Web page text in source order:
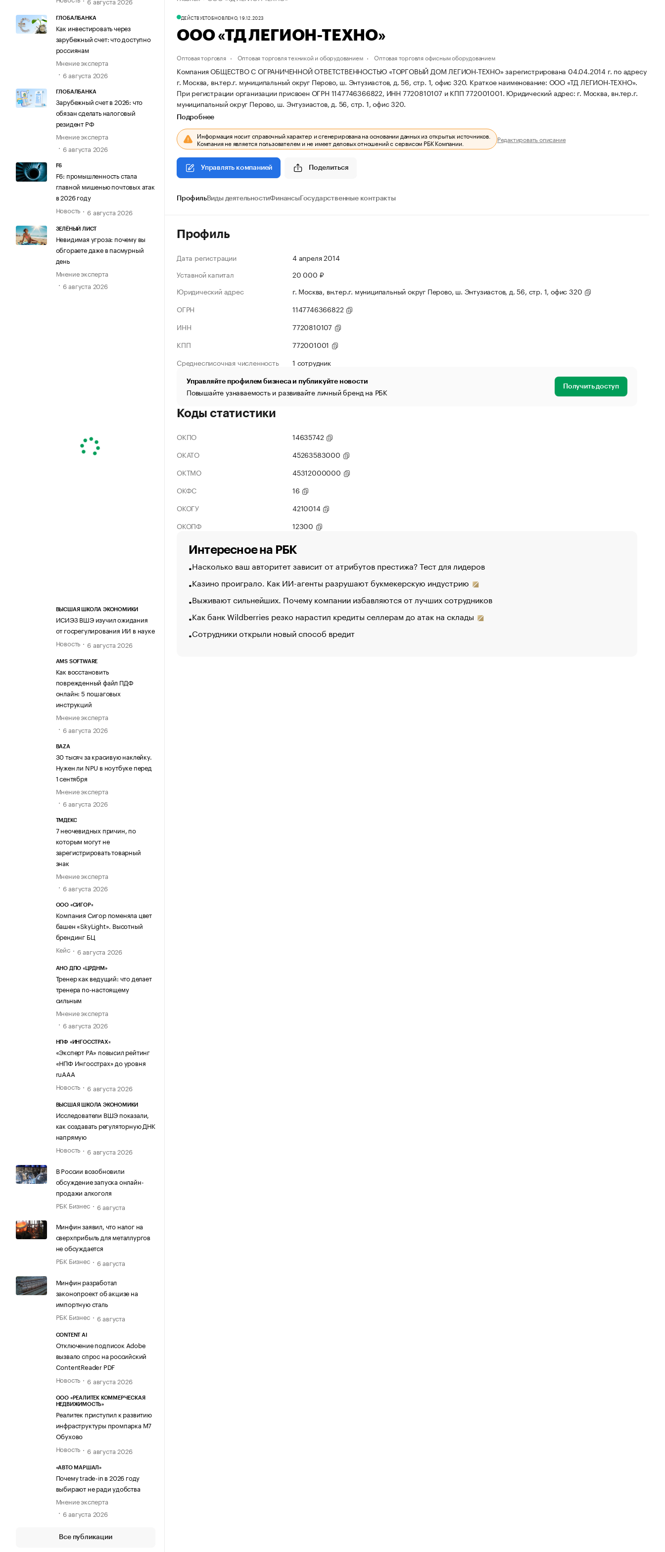
ГЛОБАЛБАНКА
Как инвестировать через
зарубежный счет: что доступно
россиянам
Мнение эксперта
6 августа 2026
ГЛОБАЛБАНКА
Зарубежный счет в 2026: что
обязан сделать налоговый
резидент РФ
Мнение эксперта
6 августа 2026
F6
F6: промышленность стала
главной мишенью почтовых атак
в 2026 году
Новость
6 августа 2026
ЗЕЛЁНЫЙ ЛИСТ
Невидимая угроза: почему вы
обгораете даже в пасмурный
день
Мнение эксперта
6 августа 2026
ВЫСШАЯ ШКОЛА ЭКОНОМИКИ
ИСИЭЗ ВШЭ изучил ожидания
от госрегулирования ИИ в науке
Новость
6 августа 2026
AMS SOFTWARE
Как восстановить
поврежденный файл ПДФ
онлайн: 5 пошаговых
инструкций
Мнение эксперта
6 августа 2026
BAZA
30 тысяч за красивую наклейку.
Нужен ли NPU в ноутбуке перед
1 сентября
Мнение эксперта
6 августа 2026
ТМДЕКС
7 неочевидных причин, по
которым могут не
зарегистрировать товарный
знак
Мнение эксперта
6 августа 2026
ООО «СИГОР»
Компания Сигор поменяла цвет
башен «SkyLight». Высотный
брендинг БЦ
Кейс
6 августа 2026
АНО ДПО «ЦРДНМ»
Тренер как ведущий: что делает
тренера по-настоящему
сильным
Мнение эксперта
6 августа 2026
НПФ «ИНГОССТРАХ»
«Эксперт РА» повысил рейтинг
«НПФ Ингосстрах» до уровня
ruAAA
Новость
6 августа 2026
ВЫСШАЯ ШКОЛА ЭКОНОМИКИ
Исследователи ВШЭ показали,
как создавать регуляторную ДНК
напрямую
Новость
6 августа 2026
В России возобновили
обсуждение запуска онлайн-
продажи алкоголя
РБК Бизнес
6 августа
Минфин заявил, что налог на
сверхприбыль для металлургов
не обсуждается
РБК Бизнес
6 августа
Минфин разработал
законопроект об акцизе на
импортную сталь
РБК Бизнес
6 августа
CONTENT AI
Отключение подписок Adobe
вызвало спрос на российский
ContentReader PDF
Новость
6 августа 2026
ООО «РЕАЛИТЕК КОММЕРЧЕСКАЯ
НЕДВИЖИМОСТЬ»
Реалитек приступил к развитию
инфраструктуры промпарка М7
Обухово
Новость
6 августа 2026
«АВТО МАРШАЛ»
Почему trade-in в 2026 году
выбирают не ради удобства
Мнение эксперта
6 августа 2026
Все публикации
ДЕЙСТВУЕТОБНОВЛЕНО, 19.12.2023
ООО «ТД ЛЕГИОН-ТЕХНО»
Оптовая торговля Оптовая торговля техникой и оборудованием Оптовая торговля офисным оборудованием
Компания ОБЩЕСТВО С ОГРАНИЧЕННОЙ ОТВЕТСТВЕННОСТЬЮ «ТОРГОВЫЙ ДОМ ЛЕГИОН-ТЕХНО» зарегистрирована 04.04.2014 г. по адресу
г. Москва, вн.тер.г. муниципальный округ Перово, ш. Энтузиастов, д. 56, стр. 1, офис 320. Краткое наименование: ООО «ТД ЛЕГИОН-ТЕХНО».
При регистрации организации присвоен ОГРН 1147746366822, ИНН 7720810107 и КПП 772001001. Юридический адрес: г. Москва, вн.тер.г.
муниципальный округ Перово, ш. Энтузиастов, д. 56, стр. 1, офис 320.
Подробнее
Информация носит справочный характер и сгенерирована на основании данных из открытых источников.
Компания не является пользователем и не имеет деловых отношений с сервисом РБК Компании. Редактировать описание
Управлять компанией Поделиться
ПрофильВиды деятельностиФинансыГосударственные контракты
Профиль
Дата регистрации
4 апреля 2014
Уставной капитал
20 000 ₽
Юридический адрес
г. Москва, вн.тер.г. муниципальный округ Перово, ш. Энтузиастов, д. 56, стр. 1, офис 320
ОГРН
1147746366822
ИНН
7720810107
КПП
772001001
Среднесписочная численность
1 сотрудник
Управляйте профилем бизнеса и публикуйте новости
Повышайте узнаваемость и развивайте личный бренд на РБК Получить доступ
Коды статистики
ОКПО
14635742
ОКАТО
45263583000
ОКТМО
45312000000
ОКФС
16
ОКОГУ
4210014
ОКОПФ
12300
Интересное на РБК
Насколько ваш авторитет зависит от атрибутов престижа? Тест для лидеров
Казино проиграло. Как ИИ-агенты разрушают букмекерскую индустрию
Выживают сильнейших. Почему компании избавляются от лучших сотрудников
Как банк Wildberries резко нарастил кредиты селлерам до атак на склады
Сотрудники открыли новый способ вредит